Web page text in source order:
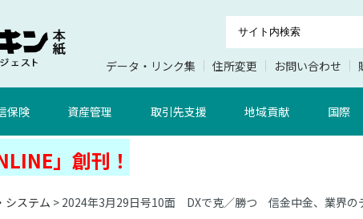
データ・リンク集 住所変更 お問い合わせ
保険 資産管理 取引先支援 地域貢献 国際
」創刊！
システム > 2024年3月29日号10面 DXで克／勝つ 信金中金、業界の